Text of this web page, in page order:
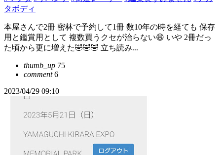
タボディ
本屋さんで2冊 密林で予約して1冊 数10年の時を経ても 保存
用と鑑賞用として 複数買うクセが治らない😆 いや 2冊だっ
た頃から更に増えた🤣🤣🤣 立ち読み...
thumb_up 75
comment6
2023/04/29 09:10